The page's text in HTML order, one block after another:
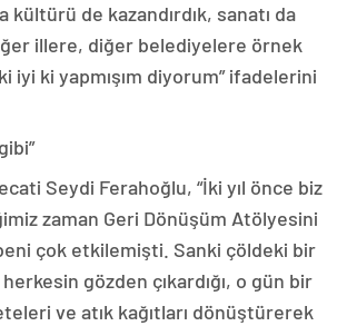
kültürü de kazandırdık, sanatı da
illere, diğer belediyelere örnek
iyi ki yapmışım diyorum” ifadelerini
Seydi Ferahoğlu, “İki yıl önce biz
zaman Geri Dönüşüm Atölyesini
çok etkilemişti. Sanki çöldeki bir
gözden çıkardığı, o gün bir
ve atık kağıtları dönüştürerek